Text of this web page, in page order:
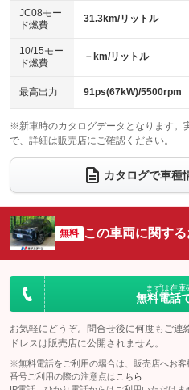
電動格納ミラー
：装備あり
：装備なし
パワーシート
ベンチシート
：装備なし
チップアップシート
：装備なし
：装備なし
ウォークスルー
：装備なし
電動リアゲート
：装備なし
サイドカメラ
：装備あり
：装備なし
JC08モー
ド燃費
31.3km/リットル
10/15モー
ド燃費
－km/リットル
最高出力 91ps(67kW)/5500rpm
※新車時のカタログデータとなります。
で、詳細は販売店にご確認ください。
カタログで車種
無料 この車両に関す
まずは在庫
無料電話
お気軽にどうぞ。問合せ後に何度もご連
ドレスは販売店に公開されません。
※無料電話をご利用の場合は、販売店へお
番号ご利用の際の注意点は こちら